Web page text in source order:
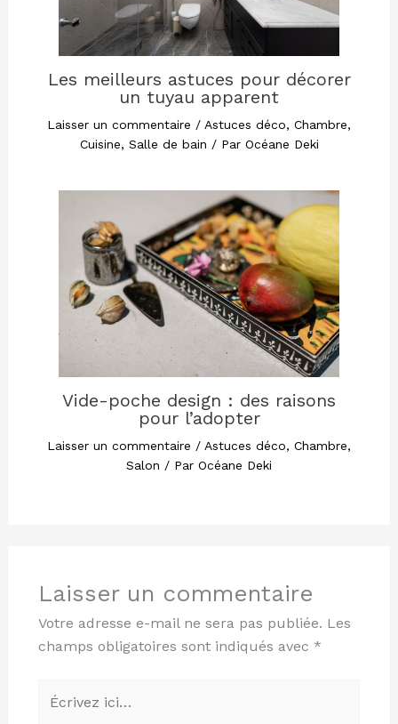
Les meilleurs astuces pour décorer
un tuyau apparent
Laisser un commentaire / Astuces déco, Chambre,
Cuisine, Salle de bain / Par Océane Deki
Vide-poche design : des raisons
pour l’adopter
Laisser un commentaire / Astuces déco, Chambre,
Salon / Par Océane Deki
Laisser un commentaire
Votre adresse e-mail ne sera pas publiée. Les
champs obligatoires sont indiqués avec *
ici…